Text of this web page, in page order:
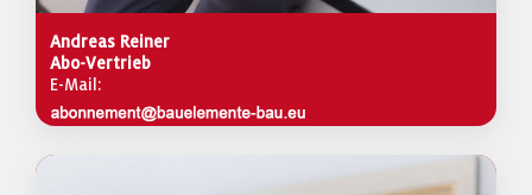
Andreas Reiner
Abo-Vertrieb
E-Mail: